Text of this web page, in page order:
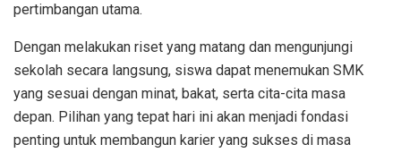
pertimbangan utama.
Dengan melakukan riset yang matang dan mengunjungi
sekolah secara langsung, siswa dapat menemukan SMK
yang sesuai dengan minat, bakat, serta cita-cita masa
depan. Pilihan yang tepat hari ini akan menjadi fondasi
penting untuk membangun karier yang sukses di masa